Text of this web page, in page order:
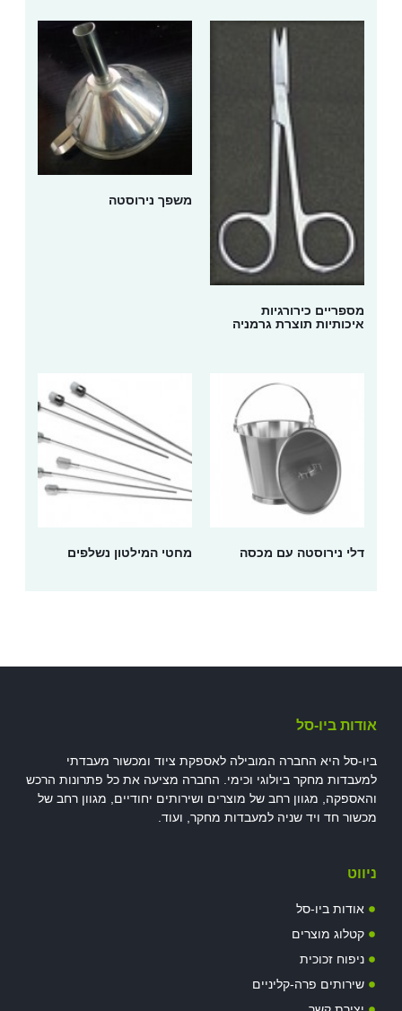
מספריים כירורגיות
איכותיות תוצרת גרמניה
משפך נירוסטה
דלי נירוסטה עם מכסה מחטי המילטון נשלפים
אודות ביו-סל
ביו-סל היא החברה המובילה לאספקת ציוד ומכשור מעבדתי
למעבדות מחקר ביולוגי וכימי. החברה מציעה את כל פתרונות הרכש
והאספקה, מגוון רחב של מוצרים ושירותים יחודיים, מגוון רחב של
מכשור חד ויד שניה למעבדות מחקר, ועוד.
ניווט
אודות ביו-סל
קטלוג מוצרים
ניפוח זכוכית
שירותים פרה-קליניים